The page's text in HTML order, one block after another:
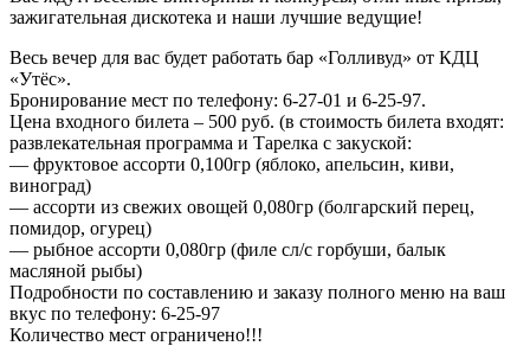
зажигательная дискотека и наши лучшие ведущие!
Весь вечер для вас будет работать бар «Голливуд» от КДЦ
«Утёс».
Бронирование мест по телефону: 6-27-01 и 6-25-97.
Цена входного билета – 500 руб. (в стоимость билета входят:
развлекательная программа и Тарелка с закуской:
— фруктовое ассорти 0,100гр (яблоко, апельсин, киви,
виноград)
— ассорти из свежих овощей 0,080гр (болгарский перец,
помидор, огурец)
— рыбное ассорти 0,080гр (филе сл/с горбуши, балык
масляной рыбы)
Подробности по составлению и заказу полного меню на ваш
вкус по телефону: 6-25-97
Количество мест ограничено!!!